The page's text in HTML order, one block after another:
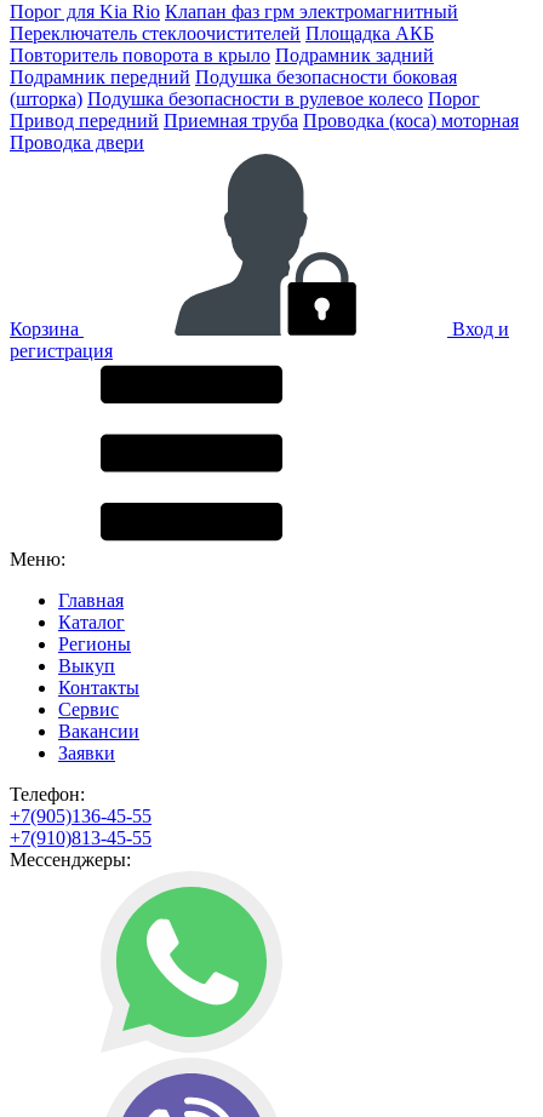
Порог для Kia Rio Клапан фаз грм электромагнитный
Переключатель стеклоочистителей Площадка АКБ
Повторитель поворота в крыло Подрамник задний
Подрамник передний Подушка безопасности боковая
(шторка) Подушка безопасности в рулевое колесо Порог
Привод передний Приемная труба Проводка (коса) моторная
Проводка двери
Корзина
Вход и
регистрация
Меню:
Главная
Каталог
Регионы
Выкуп
Контакты
Сервис
Вакансии
Заявки
Телефон:
+7(905)136-45-55
+7(910)813-45-55
Мессенджеры: